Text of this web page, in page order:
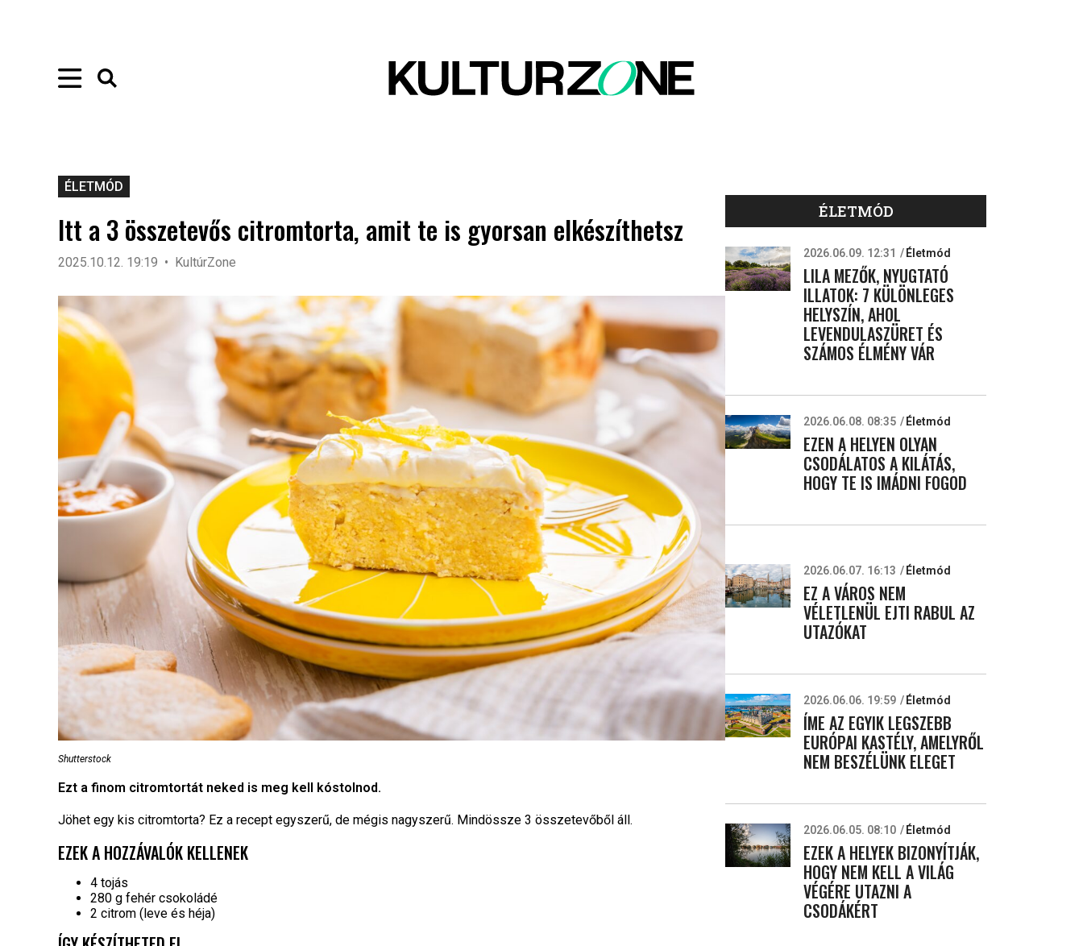
ÉLETMÓD
Itt a 3 összetevős citromtorta, amit te is gyorsan elkészíthetsz
2025.10.12. 19:19 KultúrZone
Shutterstock
Ezt a finom citromtortát neked is meg kell kóstolnod.
Jöhet egy kis citromtorta? Ez a recept egyszerű, de mégis nagyszerű. Mindössze 3 összetevőből áll.
EZEK A HOZZÁVALÓK KELLENEK
4 tojás
280 g fehér csokoládé
2 citrom (leve és héja)
ÉLETMÓD
2026.06.09. 12:31 Életmód
LILA MEZŐK, NYUGTATÓ
ILLATOK: 7 KÜLÖNLEGES
HELYSZÍN, AHOL
LEVENDULASZÜRET ÉS
SZÁMOS ÉLMÉNY VÁR
2026.06.08. 08:35 Életmód
EZEN A HELYEN OLYAN
CSODÁLATOS A KILÁTÁS,
HOGY TE IS IMÁDNI FOGOD
2026.06.07. 16:13 Életmód
EZ A VÁROS NEM
VÉLETLENÜL EJTI RABUL AZ
UTAZÓKAT
2026.06.06. 19:59 Életmód
ÍME AZ EGYIK LEGSZEBB
EURÓPAI KASTÉLY, AMELYRŐL
NEM BESZÉLÜNK ELEGET
2026.06.05. 08:10 Életmód
EZEK A HELYEK BIZONYÍTJÁK,
HOGY NEM KELL A VILÁG
VÉGÉRE UTAZNI A
CSODÁKÉRT